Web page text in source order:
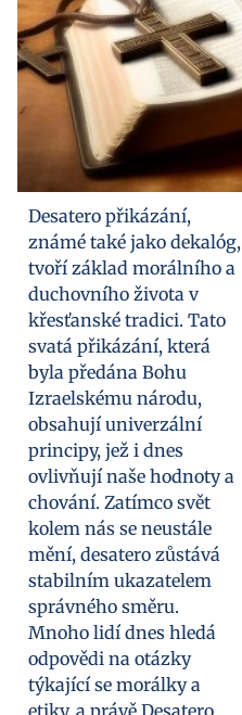
Desatero přikázání,
známé také jako dekalóg,
tvoří základ morálního a
duchovního života v
křesťanské tradici. Tato
svatá přikázání, která
byla předána Bohu
Izraelskému národu,
obsahují univerzální
principy, jež i dnes
ovlivňují naše hodnoty a
chování. Zatímco svět
kolem nás se neustále
mění, desatero zůstává
stabilním ukazatelem
správného směru.
Mnoho lidí dnes hledá
odpovědi na otázky
týkající se morálky a